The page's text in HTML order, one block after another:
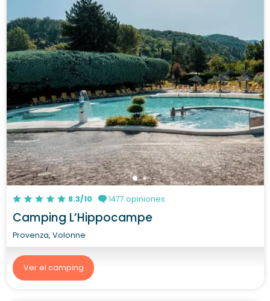
8.3/10 1477 opiniones
Camping L’Hippocampe
Provenza, Volonne
Ver el camping